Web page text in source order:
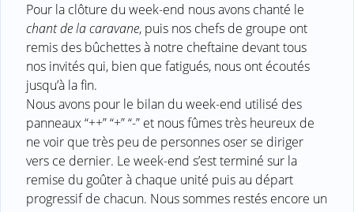
Pour la clôture du week-end nous avons chanté le
chant de la caravane, puis nos chefs de groupe ont
remis des bûchettes à notre cheftaine devant tous
nos invités qui, bien que fatigués, nous ont écoutés
jusqu’à la fin.
Nous avons pour le bilan du week-end utilisé des
panneaux “++” “+” “-” et nous fûmes très heureux de
ne voir que très peu de personnes oser se diriger
vers ce dernier. Le week-end s’est terminé sur la
remise du goûter à chaque unité puis au départ
progressif de chacun. Nous sommes restés encore un